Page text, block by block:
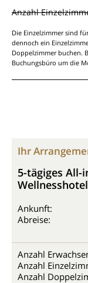
Anzahl
Die Einzelzimmer sind
dennoch ein
Doppelzimmer buchen.
Buchungsbüro um die
Ihr
5-tägiges All-
Ankunft:
Abreise:
Anzahl
Anzahl
Anzahl